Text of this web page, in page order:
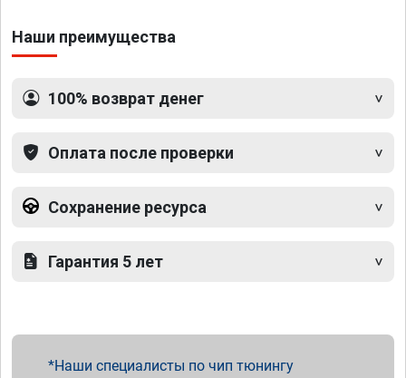
Наши преимущества
100% возврат денег
Оплата после проверки
Сохранение ресурса
Гарантия 5 лет
Наши специалисты по чип тюнингу